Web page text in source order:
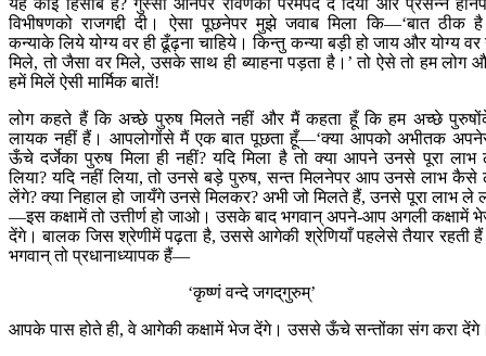
यह कोई हिसाब है? गुस्सा आनेपर रावणको परमपद दे दिया और प्रसन्न
विभीषणको राजगद्दी दी। ऐसा पूछनेपर मुझे जवाब मिला कि—‘बात ठीक
कन्याके लिये योग्य वर ही ढूँढ़ना चाहिये। किन्तु कन्या बड़ी हो जाय और योग्य वर
मिले, तो जैसा वर मिले, उसके साथ ही ब्याहना पड़ता है।’ तो ऐसे तो हम लोग
हमें मिलें ऐसी मार्मिक बातें!
लोग कहते हैं कि अच्छे पुरुष मिलते नहीं और मैं कहता हूँ कि हम अच्छे
लायक नहीं हैं। आपलोगोंसे मैं एक बात पूछता हूँ—‘क्या आपको अभीतक
ऊँचे दर्जेका पुरुष मिला ही नहीं? यदि मिला है तो क्या आपने उनसे पूरा लाभ
लिया? यदि नहीं लिया, तो उनसे बड़े पुरुष, सन्त मिलनेपर आप उनसे लाभ कैसे
लेंगे? क्या निहाल हो जायँगे उनसे मिलकर? अभी जो मिलते हैं, उनसे पूरा लाभ ले
—इस कक्षामें तो उत्तीर्ण हो जाओ। उसके बाद भगवान् अपने-आप अगली कक्षामें
देंगे। बालक जिस श्रेणीमें पढ़ता है, उससे आगेकी श्रेणियाँ पहलेसे तैयार रहती
भगवान् तो प्रधानाध्यापक हैं—
‘कृष्णं वन्दे जगद‍्गुरुम्’
आपके पास होते ही, वे आगेकी कक्षामें भेज देंगे। उससे ऊँचे सन्तोंका संग करा